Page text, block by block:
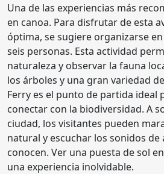
Una de las experiencias más
en canoa. Para disfrutar de esta
óptima, se sugiere organizarse
seis personas. Esta actividad
naturaleza y observar la fauna
los árboles y una gran variedad
Ferry es el punto de partida ideal
conectar con la biodiversidad. A
ciudad, los visitantes pueden
natural y escuchar los sonidos de
conocen. Ver una puesta de sol
una experiencia inolvidable.